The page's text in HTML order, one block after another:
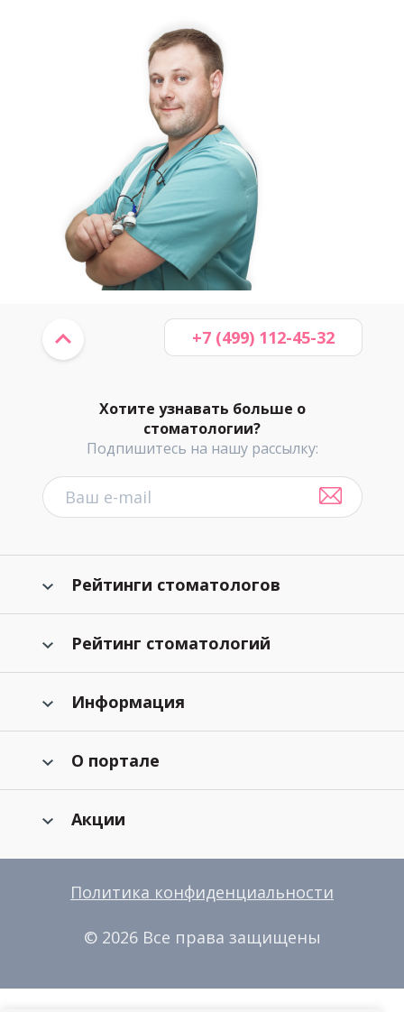
Хотите узнавать больше о
стоматологии?
Подпишитесь на нашу рассылку:
+7 (499) 112-45-32
Рейтинги стоматологов
Рейтинг стоматологий
Информация
О портале
Акции
Политика конфиденциальности
© 2026 Все права защищены